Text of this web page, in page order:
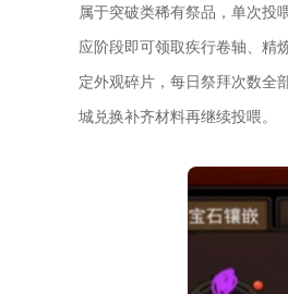
属于突破类稀有祭品，单次投
应阶段即可领取疾行卷轴、精
定外观碎片，每日祭拜次数全
城兑换补齐材料再继续投喂。